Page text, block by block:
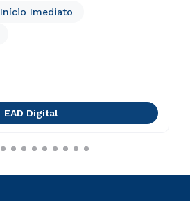
Início Imediato
EAD Digital